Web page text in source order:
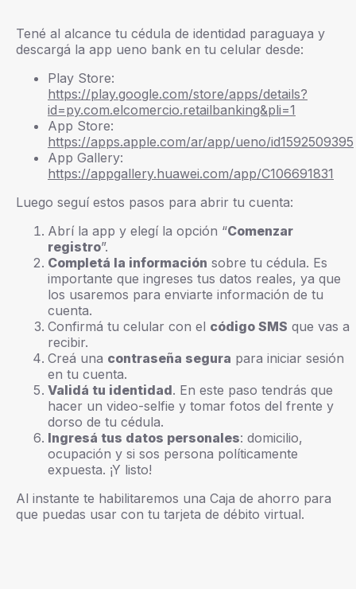
Tené al alcance tu cédula de identidad paraguaya y
descargá la app ueno bank en tu celular desde:
Play Store:
https://play.google.com/store/apps/details?
id=py.com.elcomercio.retailbanking&pli=1
App Store:
https://apps.apple.com/ar/app/ueno/id1592509395
App Gallery:
https://appgallery.huawei.com/app/C106691831
Luego seguí estos pasos para abrir tu cuenta:
Abrí la app y elegí la opción “Comenzar
registro”.
Completá la información sobre tu cédula. Es
importante que ingreses tus datos reales, ya que
los usaremos para enviarte información de tu
cuenta.
Confirmá tu celular con el código SMS que vas a
recibir.
Creá una contraseña segura para iniciar sesión
en tu cuenta.
Validá tu identidad. En este paso tendrás que
hacer un video-selfie y tomar fotos del frente y
dorso de tu cédula.
Ingresá tus datos personales: domicilio,
ocupación y si sos persona políticamente
expuesta. ¡Y listo!
Al instante te habilitaremos una Caja de ahorro para
que puedas usar con tu tarjeta de débito virtual.